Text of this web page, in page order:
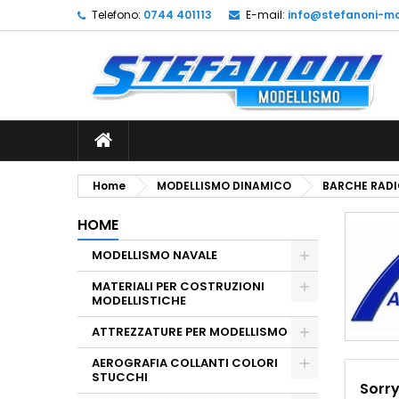
Telefono: 0744 401113 E-mail: info@stefanoni-
Home MODELLISMO DINAMICO BARCHE
HOME
MODELLISMO NAVALE
MATERIALI PER COSTRUZIONI
MODELLISTICHE
ATTREZZATURE PER MODELLISMO
AEROGRAFIA COLLANTI COLORI
STUCCHI